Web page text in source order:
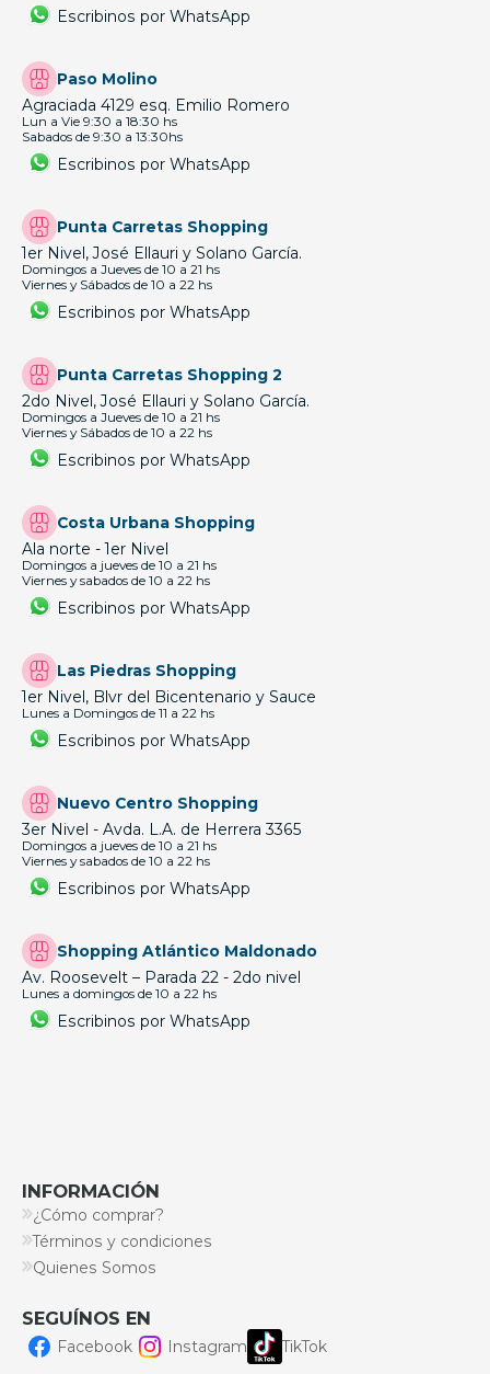
Escribinos por WhatsApp
Paso Molino
Agraciada 4129 esq. Emilio Romero
Lun a Vie 9:30 a 18:30 hs
Sabados de 9:30 a 13:30hs
Escribinos por WhatsApp
Punta Carretas Shopping
1er Nivel, José Ellauri y Solano García.
Domingos a Jueves de 10 a 21 hs
Viernes y Sábados de 10 a 22 hs
Escribinos por WhatsApp
Punta Carretas Shopping 2
2do Nivel, José Ellauri y Solano García.
Domingos a Jueves de 10 a 21 hs
Viernes y Sábados de 10 a 22 hs
Escribinos por WhatsApp
Costa Urbana Shopping
Ala norte - 1er Nivel
Domingos a jueves de 10 a 21 hs
Viernes y sabados de 10 a 22 hs
Escribinos por WhatsApp
Las Piedras Shopping
1er Nivel, Blvr del Bicentenario y Sauce
Lunes a Domingos de 11 a 22 hs
Escribinos por WhatsApp
Nuevo Centro Shopping
3er Nivel - Avda. L.A. de Herrera 3365
Domingos a jueves de 10 a 21 hs
Viernes y sabados de 10 a 22 hs
Escribinos por WhatsApp
Shopping Atlántico Maldonado
Av. Roosevelt – Parada 22 - 2do nivel
Lunes a domingos de 10 a 22 hs
Escribinos por WhatsApp
INFORMACIÓN
¿Cómo comprar?
Términos y condiciones
Quienes Somos
SEGUÍNOS EN
Facebook Instagram TikTok